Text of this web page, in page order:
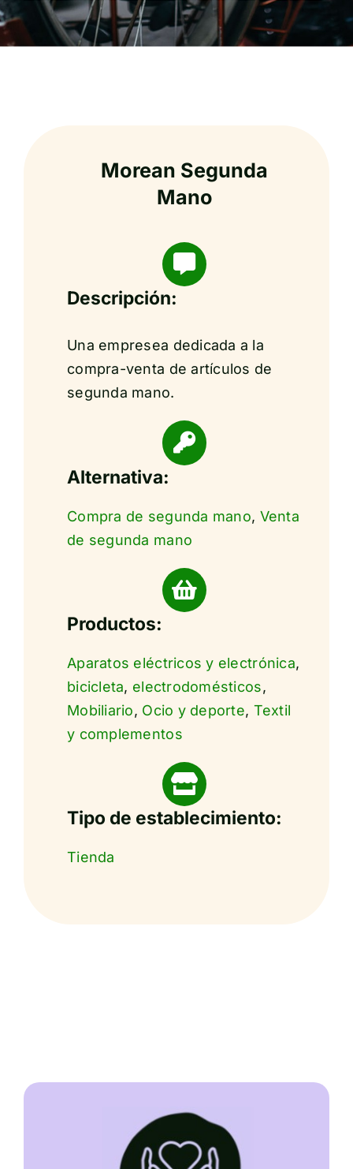
Morean Segunda
Mano
Descripción:
Una empresea dedicada a la
compra-venta de artículos de
segunda mano.
Alternativa:
Compra de segunda mano, Venta
de segunda mano
Productos:
Aparatos eléctricos y electrónica,
bicicleta, electrodomésticos,
Mobiliario, Ocio y deporte, Textil
y complementos
Tipo de establecimiento:
Tienda